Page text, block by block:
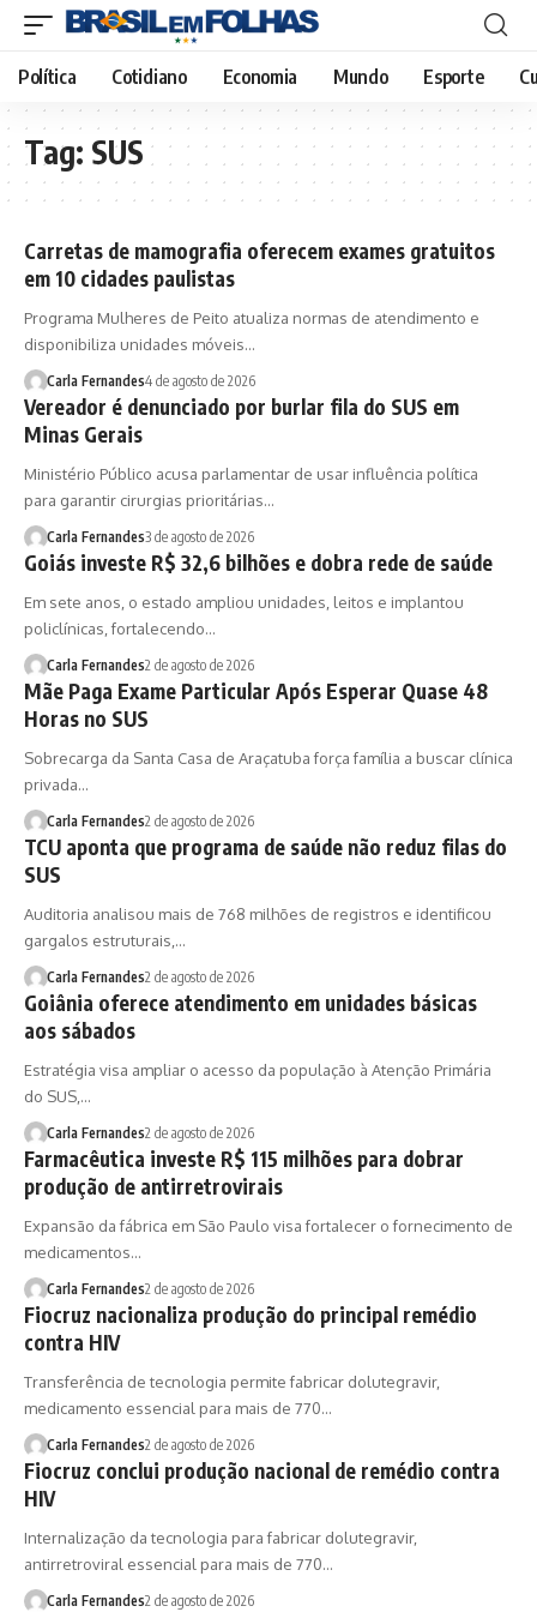
Política Cotidiano Economia Mundo Esporte
Tag: SUS
Carretas de mamografia oferecem exames gratuitos
em 10 cidades paulistas
Programa Mulheres de Peito atualiza normas de atendimento e
disponibiliza unidades móveis…
Carla Fernandes4 de agosto de 2026
Vereador é denunciado por burlar fila do SUS em
Minas Gerais
Ministério Público acusa parlamentar de usar influência política
para garantir cirurgias prioritárias…
Carla Fernandes3 de agosto de 2026
Goiás investe R$ 32,6 bilhões e dobra rede de saúde
Em sete anos, o estado ampliou unidades, leitos e implantou
policlínicas, fortalecendo…
Carla Fernandes2 de agosto de 2026
Mãe Paga Exame Particular Após Esperar Quase 48
Horas no SUS
Sobrecarga da Santa Casa de Araçatuba força família a buscar clínica
privada…
Carla Fernandes2 de agosto de 2026
TCU aponta que programa de saúde não reduz filas do
SUS
Auditoria analisou mais de 768 milhões de registros e identificou
gargalos estruturais,…
Carla Fernandes2 de agosto de 2026
Goiânia oferece atendimento em unidades básicas
aos sábados
Estratégia visa ampliar o acesso da população à Atenção Primária
do SUS,…
Carla Fernandes2 de agosto de 2026
Farmacêutica investe R$ 115 milhões para dobrar
produção de antirretrovirais
Expansão da fábrica em São Paulo visa fortalecer o fornecimento de
medicamentos…
Carla Fernandes2 de agosto de 2026
Fiocruz nacionaliza produção do principal remédio
contra HIV
Transferência de tecnologia permite fabricar dolutegravir,
medicamento essencial para mais de 770…
Carla Fernandes2 de agosto de 2026
Fiocruz conclui produção nacional de remédio contra
HIV
Internalização da tecnologia para fabricar dolutegravir,
antirretroviral essencial para mais de 770…
Carla Fernandes2 de agosto de 2026